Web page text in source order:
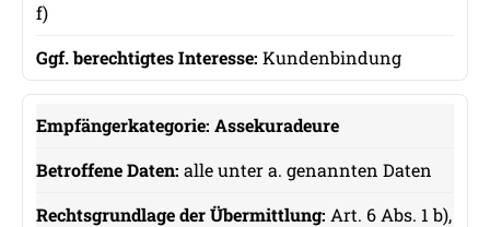
f)
Kundenbindung
Assekuradeure
alle unter a. genannten Daten
Art. 6 Abs. 1 b),